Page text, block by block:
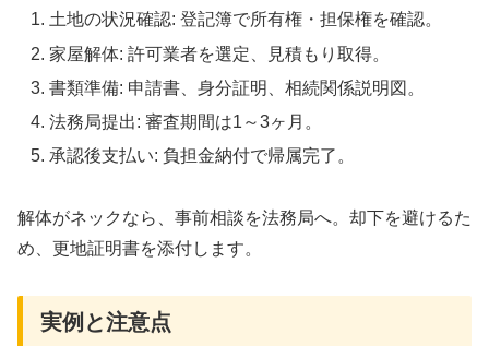
土地の状況確認: 登記簿で所有権・担保権を確認。
家屋解体: 許可業者を選定、見積もり取得。
書類準備: 申請書、身分証明、相続関係説明図。
法務局提出: 審査期間は1～3ヶ月。
承認後支払い: 負担金納付で帰属完了。
解体がネックなら、事前相談を法務局へ。却下を避けるた
め、更地証明書を添付します。
実例と注意点